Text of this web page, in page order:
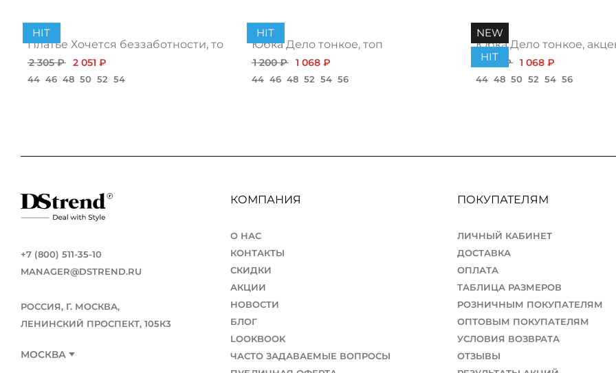
HIT
Платье Хочется беззаботности, топ
2 305 ₽ 2 051 ₽
44 46 48 50 52 54
HIT
Юбка Дело тонкое, топ
1 200 ₽ 1 068 ₽
44 46 48 52 54 56
NEW
HIT
Юбка Дело тонкое,
1 200 ₽ 1 068 ₽
44 48 50 52 54 56
+7 (800) 511-35-10
MANAGER@DSTREND.RU
РОССИЯ, Г. МОСКВА,
ЛЕНИНСКИЙ ПРОСПЕКТ, 105К3
МОСКВА
КОМПАНИЯ
О НАС
КОНТАКТЫ
СКИДКИ
АКЦИИ
НОВОСТИ
БЛОГ
LOOKBOOK
ЧАСТО ЗАДАВАЕМЫЕ ВОПРОСЫ
ПОКУПАТЕЛЯМ
ЛИЧНЫЙ КАБИНЕТ
ДОСТАВКА
ОПЛАТА
ТАБЛИЦА РАЗМЕРОВ
РОЗНИЧНЫМ ПОКУПАТЕЛЯМ
ОПТОВЫМ ПОКУПАТЕЛЯМ
УСЛОВИЯ ВОЗВРАТА
ОТЗЫВЫ